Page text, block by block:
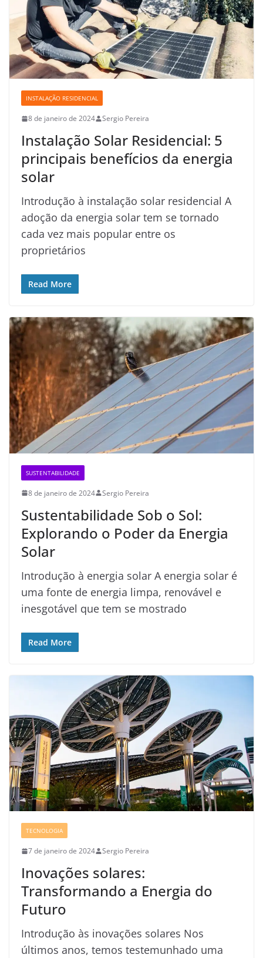
INSTALAÇÃO RESIDENCIAL
8 de janeiro de 2024 Sergio Pereira
Instalação Solar Residencial: 5
principais benefícios da energia
solar
Introdução à instalação solar residencial A
adoção da energia solar tem se tornado
cada vez mais popular entre os
proprietários
Read More
SUSTENTABILIDADE
8 de janeiro de 2024 Sergio Pereira
Sustentabilidade Sob o Sol:
Explorando o Poder da Energia
Solar
Introdução à energia solar A energia solar é
uma fonte de energia limpa, renovável e
inesgotável que tem se mostrado
Read More
TECNOLOGIA
7 de janeiro de 2024 Sergio Pereira
Inovações solares:
Transformando a Energia do
Futuro
Introdução às inovações solares Nos
últimos anos, temos testemunhado uma